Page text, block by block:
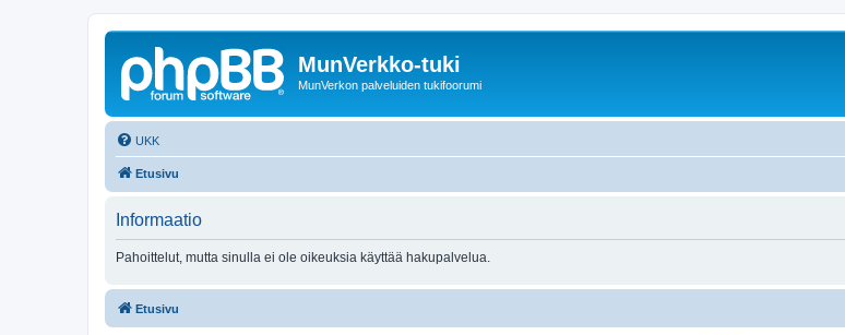
MunVerkko-tuki
MunVerkon palveluiden tukifoorumi
UKK
Etusivu
Informaatio
Pahoittelut, mutta sinulla ei ole oikeuksia käyttää hakupalvelua.
Etusivu